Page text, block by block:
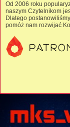
Od 2006 roku
naszym Czytelnikom
Dlatego
pomóż nam rozwijać